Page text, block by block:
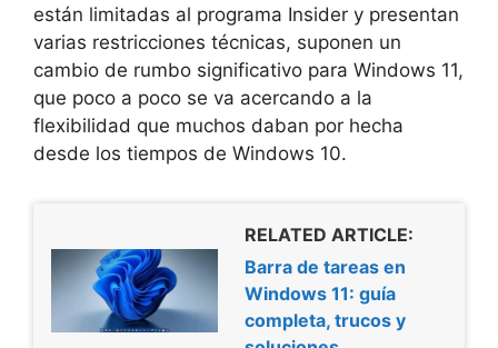
están limitadas al programa Insider y presentan
varias restricciones técnicas, suponen un
cambio de rumbo significativo para Windows 11,
que poco a poco se va acercando a la
flexibilidad que muchos daban por hecha
desde los tiempos de Windows 10.
RELATED ARTICLE:
Barra de tareas en
Windows 11: guía
completa, trucos y